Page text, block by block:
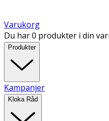
Varukorg
Du har 0 produkter i din
Produkter
Kampanjer
Kloka Råd